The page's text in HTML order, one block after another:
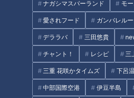
ナガシマスパーランド モ
愛されフード ガンバレル
デララバ 三田悠貴
チャント！ レシピ 三
三重 花咲かタイムズ 下呂
中部国際空港 伊豆半島
エンタメ 道との遭遇
番組紹介
道との遭遇